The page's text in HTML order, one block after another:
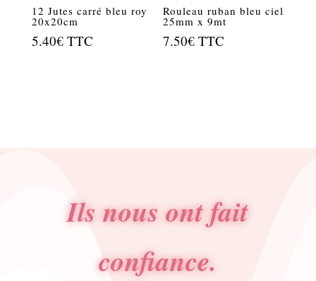
12 Jutes carré bleu roy
20x20cm
5.40€ TTC
Rouleau ruban bleu ciel
25mm x 9mt
7.50€ TTC
Ils nous ont fait
confiance.